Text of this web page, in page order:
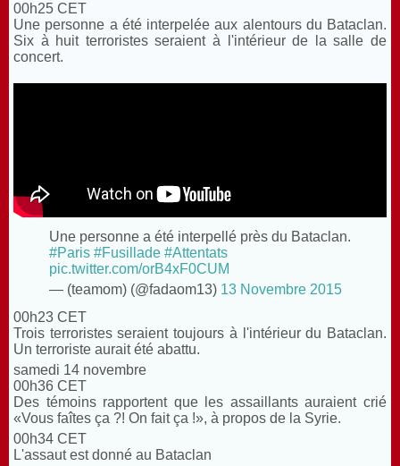
00h25 CET
Une personne a été interpelée aux alentours du Bataclan.
Six à huit terroristes seraient à l'intérieur de la salle de
concert.
Une personne a été interpellé près du Bataclan.
#Paris #Fusillade #Attentats
pic.twitter.com/orB4xF0CUM
— ️(teamom) (@fadaom13) 13 Novembre 2015
00h23 CET
Trois terroristes seraient toujours à l'intérieur du Bataclan.
Un terroriste aurait été abattu.
samedi 14 novembre
00h36 CET
Des témoins rapportent que les assaillants auraient crié
«Vous faîtes ça ?! On fait ça !», à propos de la Syrie.
00h34 CET
L'assaut est donné au Bataclan